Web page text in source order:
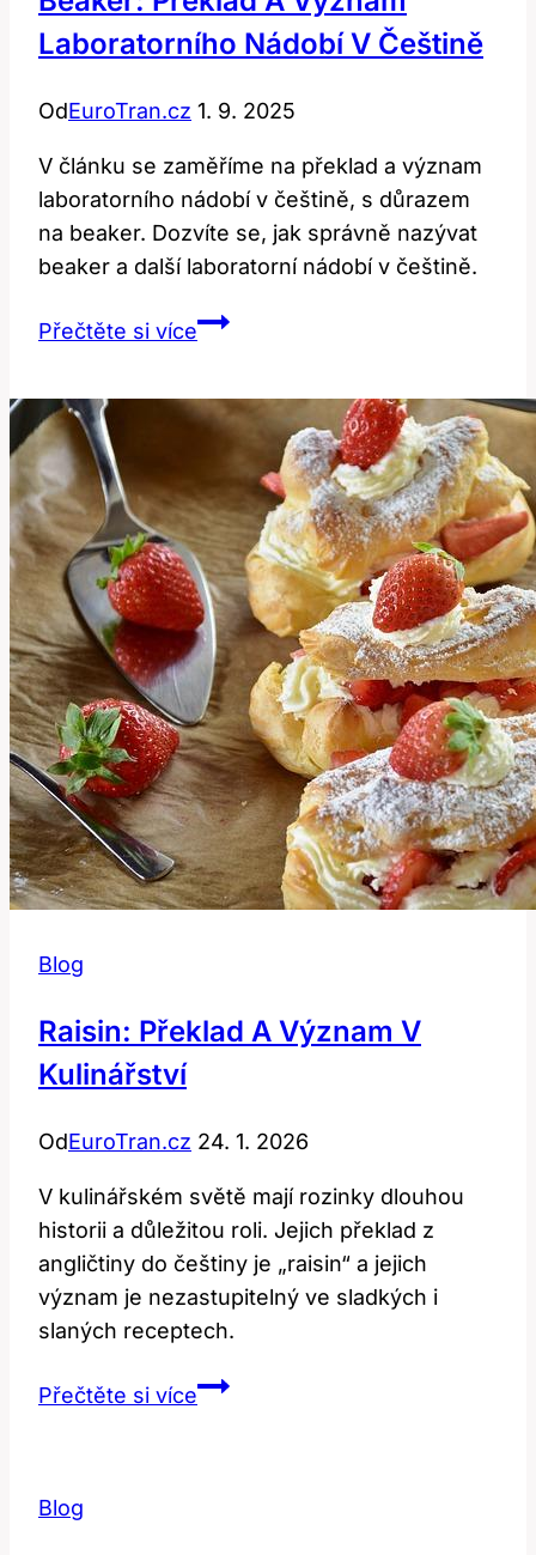
Laboratorního Nádobí V Češtině
OdEuroTran.cz 1. 9. 2025
V článku se zaměříme na překlad a význam
laboratorního nádobí v češtině, s důrazem
na beaker. Dozvíte se, jak správně nazývat
beaker a další laboratorní nádobí v češtině.
Přečtěte si víceBeaker:
Význam
Laboratorního
Nádobí
v
Češtině
Blog
Raisin: Překlad A Význam V
Kulinářství
OdEuroTran.cz 24. 1. 2026
V kulinářském světě mají rozinky dlouhou
historii a důležitou roli. Jejich překlad z
angličtiny do češtiny je „raisin“ a jejich
význam je nezastupitelný ve sladkých i
slaných receptech.
Přečtěte si víceRaisin:
Blog